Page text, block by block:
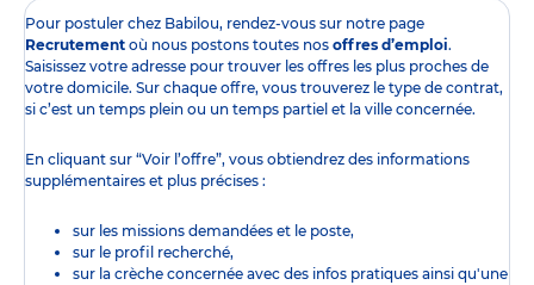
Pour postuler chez Babilou, rendez-vous sur notre page
Recrutement où nous postons toutes nos offres d’emploi.
Saisissez votre adresse pour trouver les offres les plus proches de
votre domicile. Sur chaque offre, vous trouverez le type de contrat,
si c’est un temps plein ou un temps partiel et la ville concernée.
En cliquant sur “Voir l’offre”, vous obtiendrez des informations
supplémentaires et plus précises :
sur les missions demandées et le poste,
sur le profil recherché,
sur la crèche concernée avec des infos pratiques ainsi qu'une